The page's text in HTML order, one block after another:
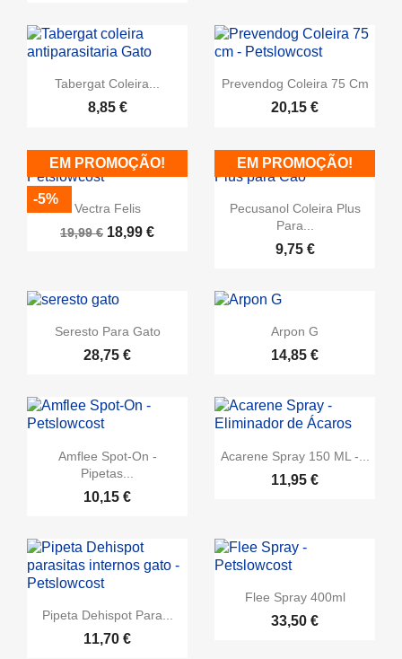
Tabergat Coleira...
8,85 €
Prevendog Coleira 75 Cm
20,15 €
Vectra Felis
19,99 € 18,99 €
EM PROMOÇÃO!
-5%
Pecusanol Coleira Plus
Para...
9,75 €
EM PROMOÇÃO!
Seresto Para Gato
28,75 €
Arpon G
14,85 €
Amflee Spot-On -
Pipetas...
10,15 €
Acarene Spray 150 ML -...
11,95 €
Pipeta Dehispot Para...
11,70 €
Flee Spray 400ml
33,50 €